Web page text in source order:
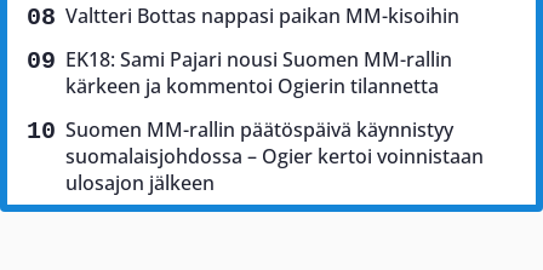
Valtteri Bottas nappasi paikan MM-kisoihin
EK18: Sami Pajari nousi Suomen MM-rallin
kärkeen ja kommentoi Ogierin tilannetta
Suomen MM-rallin päätöspäivä käynnistyy
suomalaisjohdossa – Ogier kertoi voinnistaan
ulosajon jälkeen